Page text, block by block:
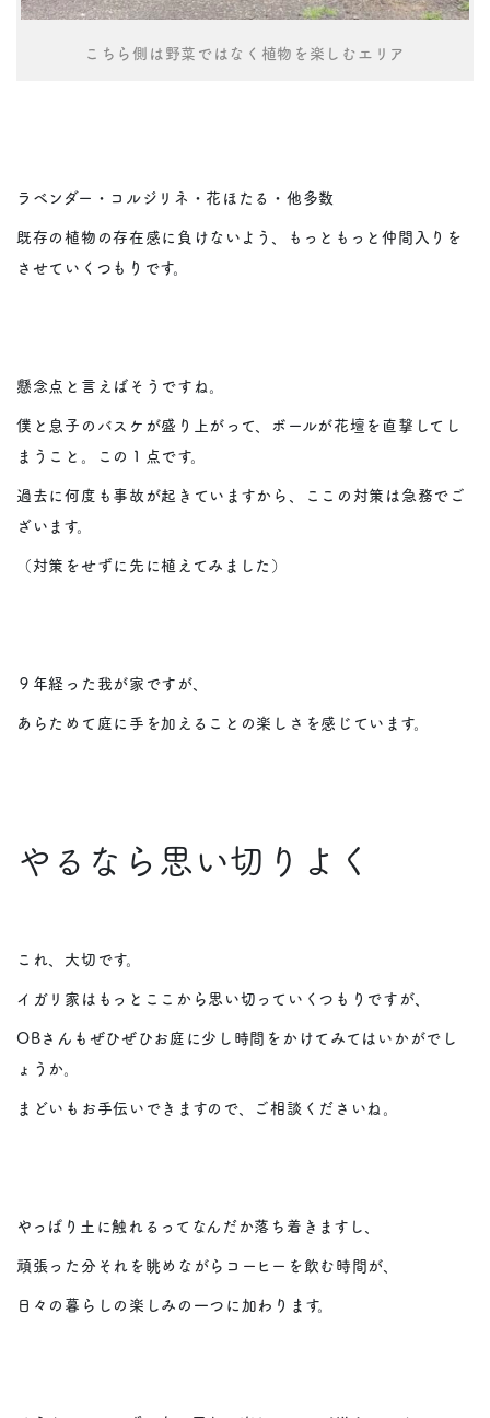
こちら側は野菜ではなく植物を楽しむエリア
ラベンダー・コルジリネ・花ほたる・他多数
既存の植物の存在感に負けないよう、もっともっと仲間入りを
させていくつもりです。
懸念点と言えばそうですね。
僕と息子のバスケが盛り上がって、ボールが花壇を直撃してし
まうこと。この１点です。
過去に何度も事故が起きていますから、ここの対策は急務でご
ざいます。
（対策をせずに先に植えてみました）
９年経った我が家ですが、
あらためて庭に手を加えることの楽しさを感じています。
やるなら思い切りよく
これ、大切です。
イガリ家はもっとここから思い切っていくつもりですが、
OBさんもぜひぜひお庭に少し時間をかけてみてはいかがでし
ょうか。
まどいもお手伝いできますので、ご相談くださいね。
やっぱり土に触れるってなんだか落ち着きますし、
頑張った分それを眺めながらコーヒーを飲む時間が、
日々の暮らしの楽しみの一つに加わります。